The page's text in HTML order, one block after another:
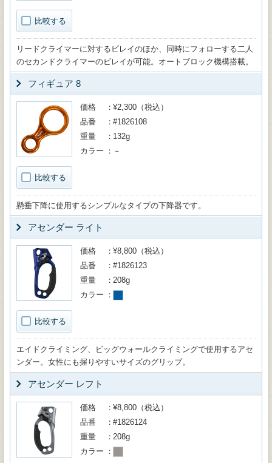
比較する
リードクライマーに対するビレイのほか、同時にフォローする二人
のセカンドクライマーのビレイが可能。オートブロック機構搭載。
フィギュア 8
比較する
価格
¥2,300（税込）
品番
#1826108
重量
132g
カラー
－
懸垂下降に使用するシンプルなタイプの下降器です。
アセンダー ライト
比較する
価格
¥8,800（税込）
品番
#1826123
重量
208g
カラー
エイドクライミング、ビッグウォールクライミングで使用するアセ
ンダー。女性にも握りやすいサイズのグリップ。
アセンダー レフト
価格
¥8,800（税込）
品番
#1826124
重量
208g
カラー